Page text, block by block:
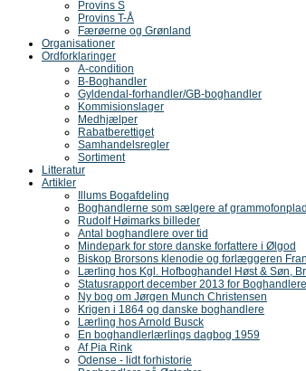
Provins S
Provins T-Å
Færøerne og Grønland
Organisationer
Ordforklaringer
A-condition
B-Boghandler
Gyldendal-forhandler/GB-boghandler
Kommisionslager
Medhjælper
Rabatberettiget
Samhandelsregler
Sortiment
Litteratur
Artikler
Illums Bogafdeling
Boghandlerne som sælgere af
Rudolf Høimarks billeder
Antal boghandlere over tid
Mindepark for store danske forfattere i Ølgod
Biskop Brorsons klenodie og forlæggeren
Lærling hos Kgl. Hofboghandel Høst & Søn,
Statusrapport december 2013 for
Ny bog om Jørgen Munch Christensen
Krigen i 1864 og danske boghandlere
Lærling hos Arnold Busck
En boghandlerlærlings dagbog 1959
Af Pia Rink
Odense - lidt forhistorie